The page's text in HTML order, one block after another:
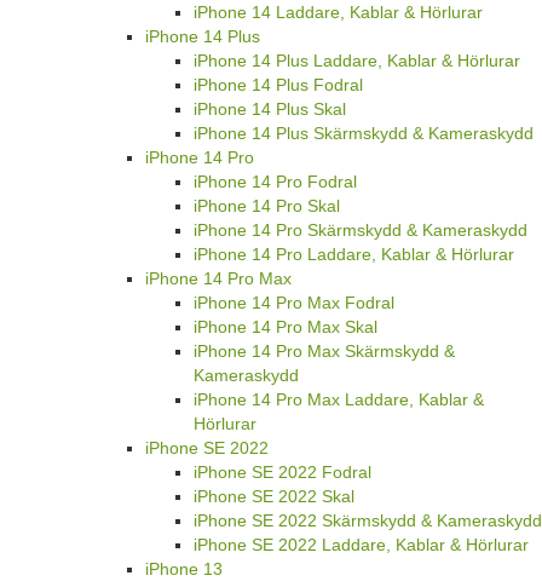
iPhone 14 Laddare, Kablar & Hörlurar
iPhone 14 Plus
iPhone 14 Plus Laddare, Kablar & Hörlurar
iPhone 14 Plus Fodral
iPhone 14 Plus Skal
iPhone 14 Plus Skärmskydd & Kameraskydd
iPhone 14 Pro
iPhone 14 Pro Fodral
iPhone 14 Pro Skal
iPhone 14 Pro Skärmskydd & Kameraskydd
iPhone 14 Pro Laddare, Kablar & Hörlurar
iPhone 14 Pro Max
iPhone 14 Pro Max Fodral
iPhone 14 Pro Max Skal
iPhone 14 Pro Max Skärmskydd &
Kameraskydd
iPhone 14 Pro Max Laddare, Kablar &
Hörlurar
iPhone SE 2022
iPhone SE 2022 Fodral
iPhone SE 2022 Skal
iPhone SE 2022 Skärmskydd & Kameraskydd
iPhone SE 2022 Laddare, Kablar & Hörlurar
iPhone 13